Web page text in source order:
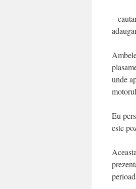
–
unde
Eu
este